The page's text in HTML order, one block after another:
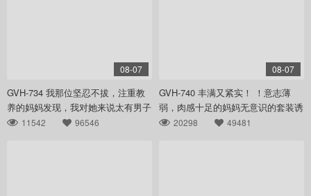
08-07
GVH-734 我那位坚忍不拔，注重教
养的妈妈发现，我对她来说太有男子
气概，无法 わか菜ほの グローリー
11542 96546
08-07
GVH-740 丰满又紧实！ ！意志薄
弱，肉感十足的妈妈无意识的套装诱
惑，让我的裆 瀬田一花 グローリー
20298 49481